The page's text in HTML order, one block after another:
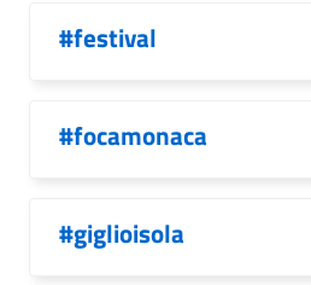
#festival
#focamonaca
#giglioisola